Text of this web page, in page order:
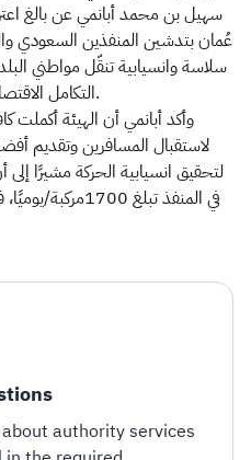
سهيل بن محمد أبانمي عن بالغ
عُمان بتدشين المنفذين السعودي
سلاسة وانسيابية تنقّل مواطني
التكامل الاقتصادي المنشود بين البلدين الشقيقين.
وأكد أبانمي أن الهيئة أكملت
لاستقبال المسافرين وتقديم
لتحقيق انسيابية الحركة مشيرًا إلى
في المنفذ تبلغ
authority services